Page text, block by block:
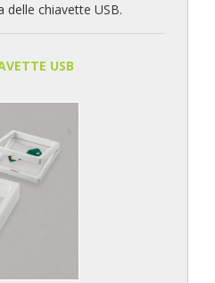
delle chiavette USB.
USB